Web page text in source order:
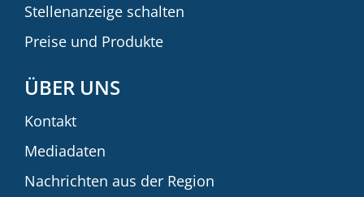
Stellenanzeige schalten
Preise und Produkte
ÜBER UNS
Kontakt
Mediadaten
Nachrichten aus der Region